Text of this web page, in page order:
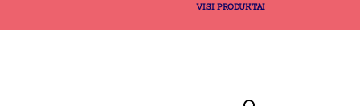
VISI PRODUKTAI